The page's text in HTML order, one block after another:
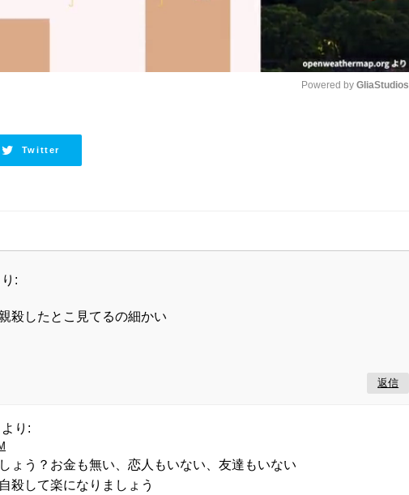
Powered by GliaStudios
Twitter
り:
殺したとこ見てるの細かい
返信
より:
ょう？お金も無い、恋人もいない、友達もいない
殺して楽になりましょう